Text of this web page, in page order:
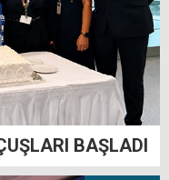
BAŞLADI